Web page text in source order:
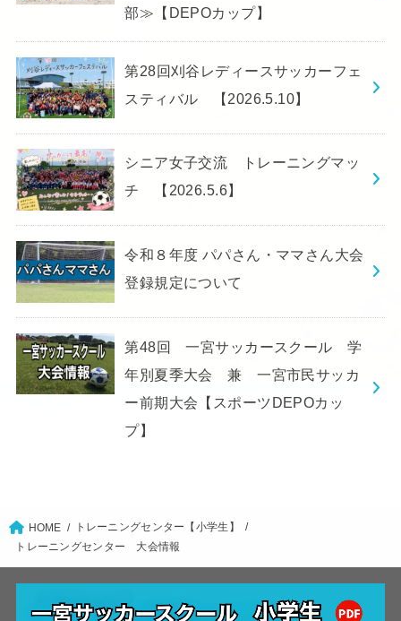
部≫【DEPOカップ】
第28回刈谷レディースサッカーフェ
スティバル 【2026.5.10】
シニア女子交流 トレーニングマッ
チ 【2026.5.6】
令和８年度 パパさん・ママさん大会
登録規定について
第48回 一宮サッカースクール 学
年別夏季大会 兼 一宮市民サッカ
ー前期大会【スポーツDEPOカッ
プ】
HOME
トレーニングセンター【小学生】
トレーニングセンター 大会情報